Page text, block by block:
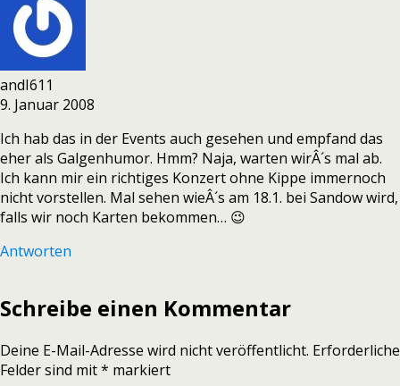
andI611
9. Januar 2008
Ich hab das in der Events auch gesehen und empfand das
eher als Galgenhumor. Hmm? Naja, warten wirÂ´s mal ab.
Ich kann mir ein richtiges Konzert ohne Kippe immernoch
nicht vorstellen. Mal sehen wieÂ´s am 18.1. bei Sandow wird,
falls wir noch Karten bekommen… 😉
Antworten
Schreibe einen Kommentar
Deine E-Mail-Adresse wird nicht veröffentlicht. Erforderliche
Felder sind mit* markiert